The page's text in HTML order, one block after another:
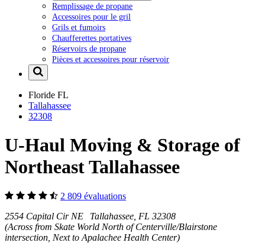
Remplissage de propane
Accessoires pour le gril
Grils et fumoirs
Chaufferettes portatives
Réservoirs de propane
Pièces et accessoires pour réservoir
Floride FL
Tallahassee
32308
U-Haul Moving & Storage of
Northeast Tallahassee
2 809 évaluations
2554 Capital Cir NE Tallahassee, FL 32308
(Across from Skate World North of Centerville/Blairstone
intersection, Next to Apalachee Health Center)